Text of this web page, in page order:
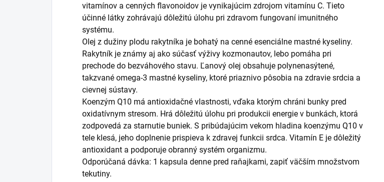
vitamínov a cenných flavonoidov je vynikajúcim zdrojom vitamínu C. Tieto
účinné látky zohrávajú dôležitú úlohu pri zdravom fungovaní imunitného
systému.
Olej z dužiny plodu rakytníka je bohatý na cenné esenciálne mastné kyseliny.
Rakytník je známy aj ako súčasť výživy kozmonautov, lebo pomáha pri
prechode do bezváhového stavu. Ľanový olej obsahuje polynenasýtené,
takzvané omega-3 mastné kyseliny, ktoré priaznivo pôsobia na zdravie srdcia a
cievnej sústavy.
Koenzým Q10 má antioxidačné vlastnosti, vďaka ktorým chráni bunky pred
oxidatívnym stresom. Hrá dôležitú úlohu pri produkcii energie v bunkách, ktorá
zodpovedá za starnutie buniek. S pribúdajúcim vekom hladina koenzýmu Q10 v
tele klesá, jeho doplnenie prispieva k zdravej funkcii srdca. Vitamín E je dôležitý
antioxidant a podporuje obranný systém organizmu.
Odporúčaná dávka: 1 kapsula denne pred raňajkami, zapiť väčším množstvom
tekutiny.